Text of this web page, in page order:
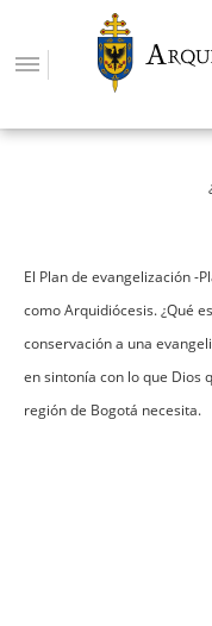
contenido
El Plan de evangelización -
como Arquidiócesis. ¿Qué
conservación a una
en sintonía con lo que Dios
región de Bogotá necesita.